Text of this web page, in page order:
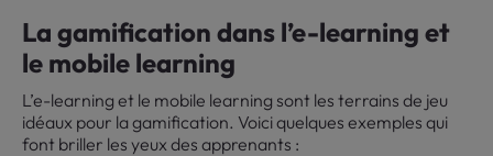
La gamification dans l’e-learning et
le mobile learning
L’e-learning et le mobile learning sont les terrains de jeu
idéaux pour la gamification. Voici quelques exemples qui
font briller les yeux des apprenants :